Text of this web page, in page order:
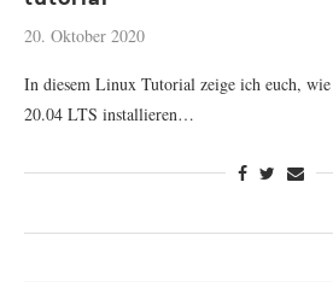
20. Oktober 2020
In diesem Linux Tutorial zeige ich euch,
20.04 LTS installieren…